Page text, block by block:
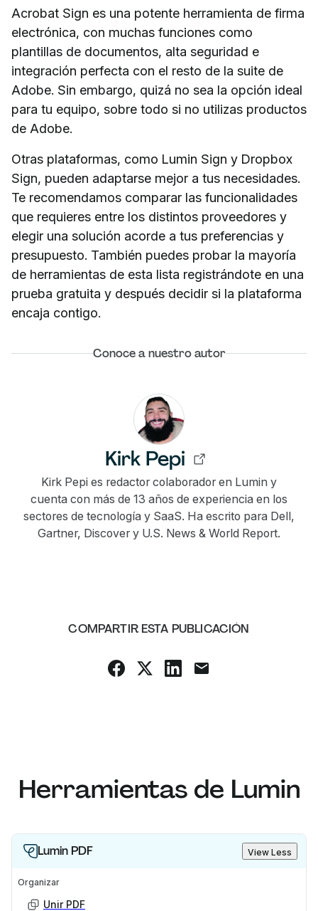
Acrobat Sign es una potente herramienta de firma
electrónica, con muchas funciones como
plantillas de documentos, alta seguridad e
integración perfecta con el resto de la suite de
Adobe. Sin embargo, quizá no sea la opción ideal
para tu equipo, sobre todo si no utilizas productos
de Adobe.
Otras plataformas, como Lumin Sign y Dropbox
Sign, pueden adaptarse mejor a tus necesidades.
Te recomendamos comparar las funcionalidades
que requieres entre los distintos proveedores y
elegir una solución acorde a tus preferencias y
presupuesto. También puedes probar la mayoría
de herramientas de esta lista registrándote en una
prueba gratuita y después decidir si la plataforma
encaja contigo.
Conoce a nuestro autor
Kirk Pepi
Kirk Pepi es redactor colaborador en Lumin y
cuenta con más de 13 años de experiencia en los
sectores de tecnología y SaaS. Ha escrito para Dell,
Gartner, Discover y U.S. News & World Report.
COMPARTIR ESTA PUBLICACIÓN
Herramientas de Lumin
Lumin PDF View Less
Organizar
Unir PDF